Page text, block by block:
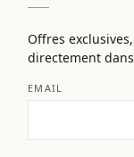
Offres
directement
EMAIL